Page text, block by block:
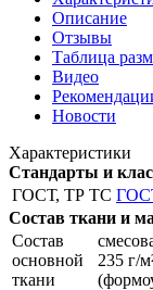
Описание
Отзывы
Таблица
Видео
Новости
Характеристики
Стандарты и
ГОСТ, ТР ТС
Состав ткани и
Состав
основной
ткани
235 г/